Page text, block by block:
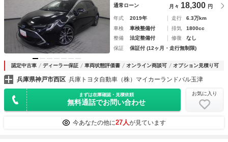
通常ローン 月々 18,300 円
年式 2019年 走行
6.3万km
車検
車検整備付 排気
1800cc
整備
法定整備付 修復
なし
保証
保証付 (12ヶ月・走行無制限)
認定中古車 ディーラー保証 車両状態評価書 オンライン商談可 オプション見積り可
兵庫県神戸市西区 兵庫トヨタ自動車（株）マイカーランドバル玉津
まずは在庫確認・見積依頼
無料通話でお問い合わせ
お気に入り
今あなたの他に27人が見ています